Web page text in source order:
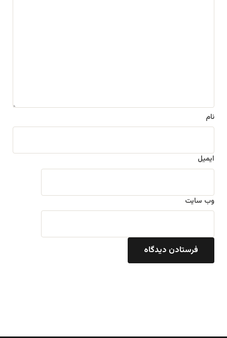
نام
ایمیل
وب‌ سایت